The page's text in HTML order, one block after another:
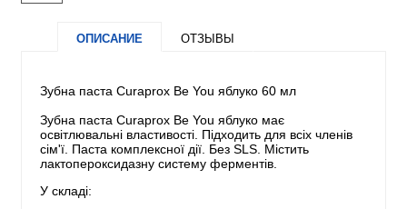
ОПИСАНИЕ ОТЗЫВЫ
Зубна паста Curaprox Be You яблуко 60 мл
Зубна паста Curaprox Be You яблуко має
освітлювальні властивості. Підходить для всіх членів
сім'ї. Паста комплексної дії. Без SLS. Містить
лактопероксидазну систему ферментів.
У складі: